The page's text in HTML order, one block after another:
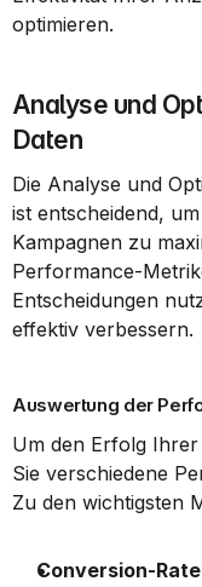
optimieren.
Analyse und
Daten
Die Analyse und
ist entscheidend,
Kampagnen zu
Performance-
Entscheidungen
effektiv verbessern.
Auswertung der
Um den Erfolg
Sie verschiedene
Zu den wichtigsten
Conversion-Rate